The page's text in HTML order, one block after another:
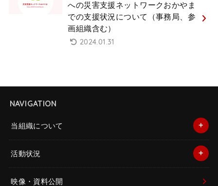
への災害支援ネットワークおかやま
での支援状況について（事務局、参
画組織含む）
2024.01.31
NAVIGATION
当組織について
活動状況
映像・資料公開